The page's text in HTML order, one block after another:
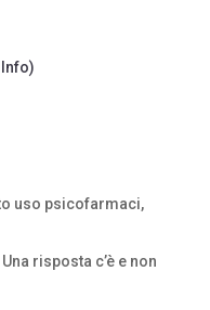
uso psicofarmaci,
risposta c’è e non